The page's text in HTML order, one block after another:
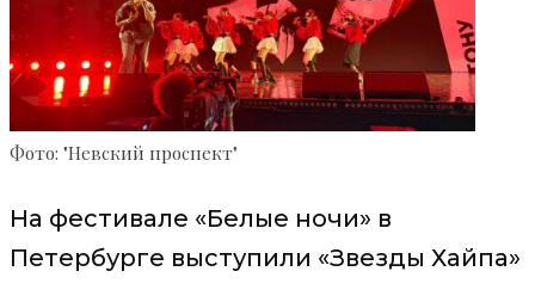
Фото: "Невский проспект"
На фестивале «Белые ночи» в
Петербурге выступили «Звезды Хайпа»